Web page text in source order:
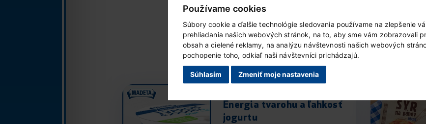
Používame cookies
Súbory cookie a ďalšie technológie sledovania používame na zlepšenie
prehliadania našich webových stránok, na to, aby sme vám zobrazovali
obsah a cielené reklamy, na analýzu návštevnosti našich webových
pochopenie toho, odkiaľ naši návštevníci prichádzajú.
Súhlasím Zmeniť moje nastavenia
Ďalšie Madetovinky
Energia tvarohu a ľahkosť
jogurtu